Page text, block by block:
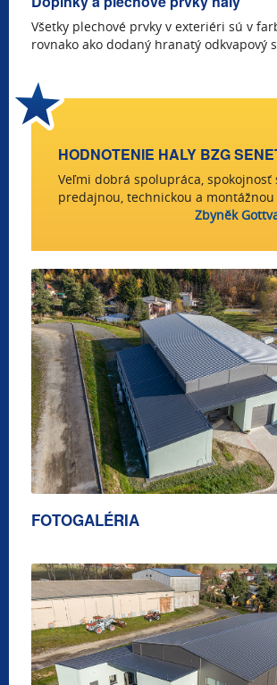
Všetky plechové prvky v exteriéri sú v
rovnako ako dodaný hranatý odkvapový
HODNOTENIE HALY BZG
Veľmi dobrá spolupráca, spokojnosť
predajnou, technickou a
Zbyněk
FOTOGALÉRIA